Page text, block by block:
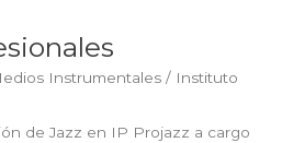
Instrumentales / Instituto
de Jazz en IP Projazz a cargo